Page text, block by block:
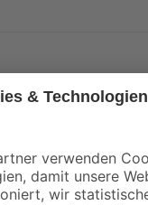
Angebote und Aktionen